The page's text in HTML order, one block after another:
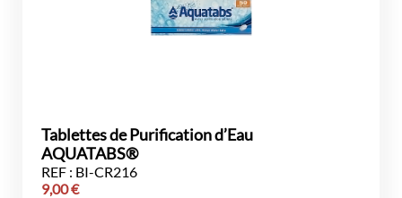
Tablettes de Purification d’Eau
AQUATABS®
REF : BI-CR216
9,00€